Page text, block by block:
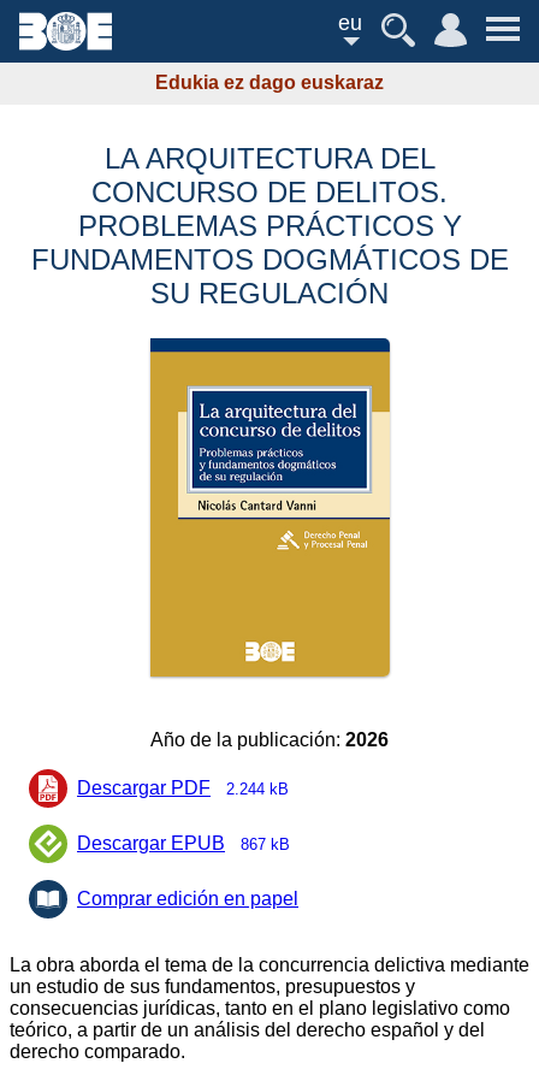
eu
Edukia ez dago euskaraz
LA ARQUITECTURA DEL
CONCURSO DE DELITOS.
PROBLEMAS PRÁCTICOS Y
FUNDAMENTOS DOGMÁTICOS DE
SU REGULACIÓN
Año de la publicación: 2026
Descargar PDF 2.244 kB
Descargar EPUB 867 kB
Comprar edición en papel
La obra aborda el tema de la concurrencia delictiva mediante
un estudio de sus fundamentos, presupuestos y
consecuencias jurídicas, tanto en el plano legislativo como
teórico, a partir de un análisis del derecho español y del
derecho comparado.